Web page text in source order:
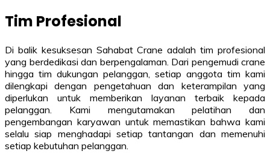
Tim Profesional
Di balik kesuksesan Sahabat Crane adalah tim profesional
yang berdedikasi dan berpengalaman. Dari pengemudi crane
hingga tim dukungan pelanggan, setiap anggota tim kami
dilengkapi dengan pengetahuan dan keterampilan yang
diperlukan untuk memberikan layanan terbaik kepada
pelanggan. Kami mengutamakan pelatihan dan
pengembangan karyawan untuk memastikan bahwa kami
selalu siap menghadapi setiap tantangan dan memenuhi
setiap kebutuhan pelanggan.